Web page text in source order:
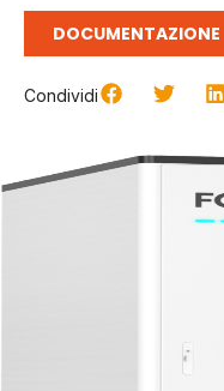
DOCUMENTAZIONE
Condividi